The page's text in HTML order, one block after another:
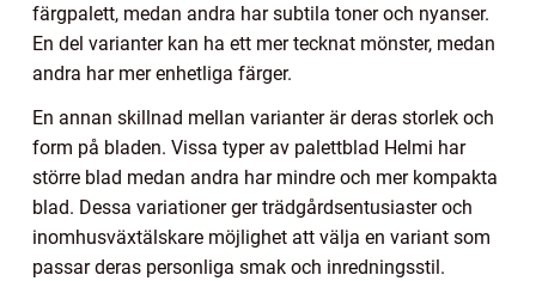
färgpalett, medan andra har subtila toner och nyanser.
En del varianter kan ha ett mer tecknat mönster, medan
andra har mer enhetliga färger.
En annan skillnad mellan varianter är deras storlek och
form på bladen. Vissa typer av palettblad Helmi har
större blad medan andra har mindre och mer kompakta
blad. Dessa variationer ger trädgårdsentusiaster och
inomhusväxtälskare möjlighet att välja en variant som
passar deras personliga smak och inredningsstil.